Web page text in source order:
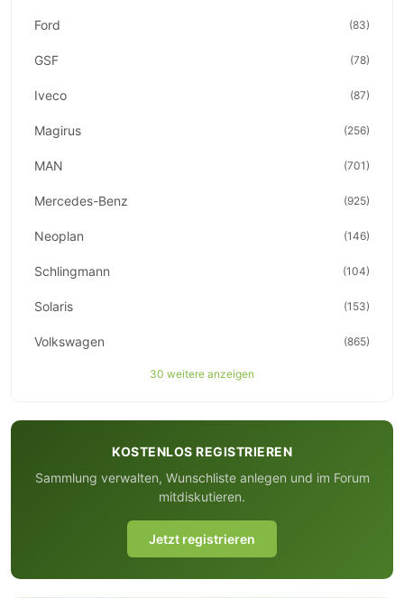
Ford (83)
GSF (78)
Iveco (87)
Magirus (256)
MAN (701)
Mercedes-Benz (925)
Neoplan (146)
Schlingmann (104)
Solaris (153)
Volkswagen (865)
30 weitere anzeigen
KOSTENLOS REGISTRIEREN
Sammlung verwalten, Wunschliste anlegen und im Forum
mitdiskutieren.
Jetzt registrieren